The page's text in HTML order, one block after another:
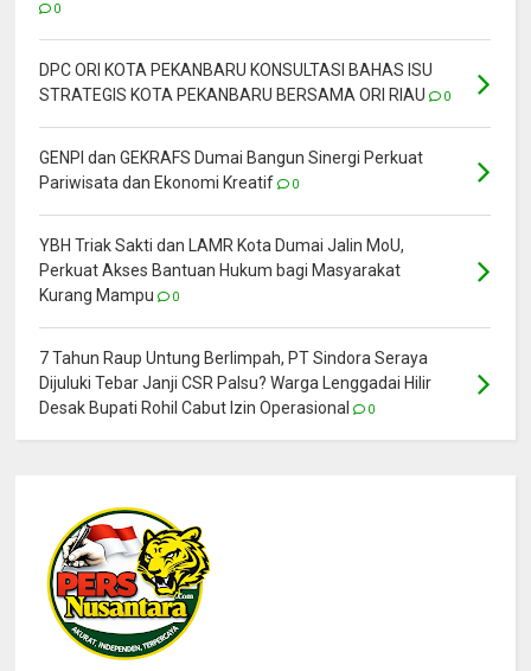
0
DPC ORI KOTA PEKANBARU KONSULTASI BAHAS ISU
STRATEGIS KOTA PEKANBARU BERSAMA ORI RIAU
0
GENPI dan GEKRAFS Dumai Bangun Sinergi Perkuat
Pariwisata dan Ekonomi Kreatif
0
YBH Triak Sakti dan LAMR Kota Dumai Jalin MoU,
Perkuat Akses Bantuan Hukum bagi Masyarakat
Kurang Mampu
0
7 Tahun Raup Untung Berlimpah, PT Sindora Seraya
Dijuluki Tebar Janji CSR Palsu? Warga Lenggadai Hilir
Desak Bupati Rohil Cabut Izin Operasional
0